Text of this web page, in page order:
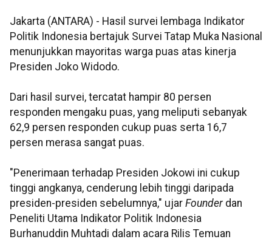
Jakarta (ANTARA) - Hasil survei lembaga Indikator
Politik Indonesia bertajuk Survei Tatap Muka Nasional
menunjukkan mayoritas warga puas atas kinerja
Presiden Joko Widodo.
Dari hasil survei, tercatat hampir 80 persen
responden mengaku puas, yang meliputi sebanyak
62,9 persen responden cukup puas serta 16,7
persen merasa sangat puas.
"Penerimaan terhadap Presiden Jokowi ini cukup
tinggi angkanya, cenderung lebih tinggi daripada
presiden-presiden sebelumnya," ujar Founder dan
Peneliti Utama Indikator Politik Indonesia
Burhanuddin Muhtadi dalam acara Rilis Temuan